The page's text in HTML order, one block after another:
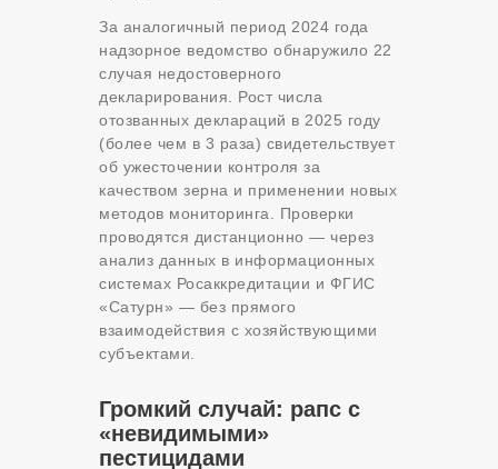
За аналогичный период 2024 года
надзорное ведомство обнаружило 22
случая недостоверного
декларирования. Рост числа
отозванных деклараций в 2025 году
(более чем в 3 раза) свидетельствует
об ужесточении контроля за
качеством зерна и применении новых
методов мониторинга. Проверки
проводятся дистанционно — через
анализ данных в информационных
системах Росаккредитации и ФГИС
«Сатурн» — без прямого
взаимодействия с хозяйствующими
субъектами.
Громкий случай: рапс с
«невидимыми»
пестицидами